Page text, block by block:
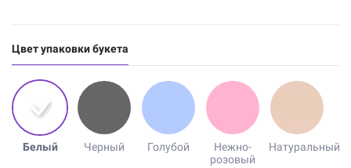
Цвет упаковки букета
Белый Черный Голубой
Нежно-
розовый
Натуральный